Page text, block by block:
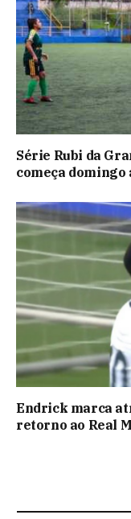
Série Rubi da
começa domingo
Endrick marca
retorno ao Real